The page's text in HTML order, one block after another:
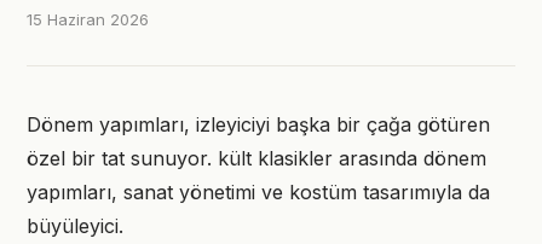
15 Haziran 2026
Dönem yapımları, izleyiciyi başka bir çağa götüren
özel bir tat sunuyor. kült klasikler arasında dönem
yapımları, sanat yönetimi ve kostüm tasarımıyla da
büyüleyici.